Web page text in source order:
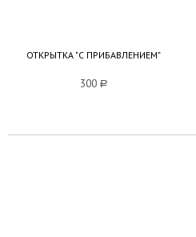
ОТКРЫТКА "С ПРИБАВЛЕНИЕМ"
300 a